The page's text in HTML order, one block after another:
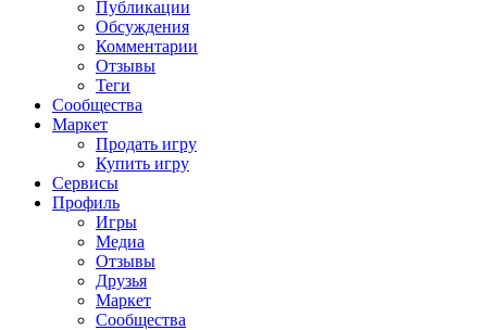
Публикации
Обсуждения
Комментарии
Отзывы
Теги
Сообщества
Маркет
Продать игру
Купить игру
Сервисы
Профиль
Игры
Медиа
Отзывы
Друзья
Маркет
Сообщества